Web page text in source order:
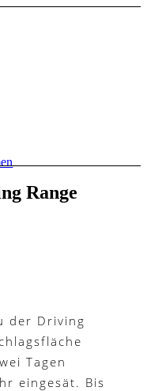
Range
der Driving
Tagen
eingesät. Bis